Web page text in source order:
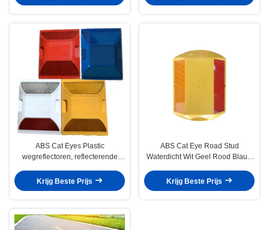
ABS Cat Eyes Plastic
wegreflectoren, reflecterende
Blauw
Krijg Beste Prijs
ABS Cat Eye Road Stud
Waterdicht Wit Geel Rood Blauw
Krijg Beste Prijs